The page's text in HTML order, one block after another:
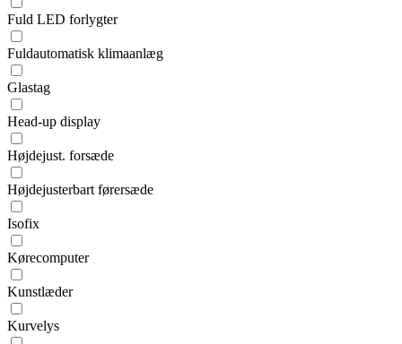
Fuld LED forlygter
Fuldautomatisk klimaanlæg
Glastag
Head-up display
Højdejust. forsæde
Højdejusterbart førersæde
Isofix
Kørecomputer
Kunstlæder
Kurvelys